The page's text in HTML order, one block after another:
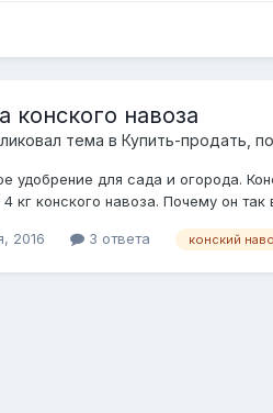
конского навоза
тема в Купить-продать,
удобрение для сада и огорода.
кг конского навоза. Почему он
2016 3 ответа конский